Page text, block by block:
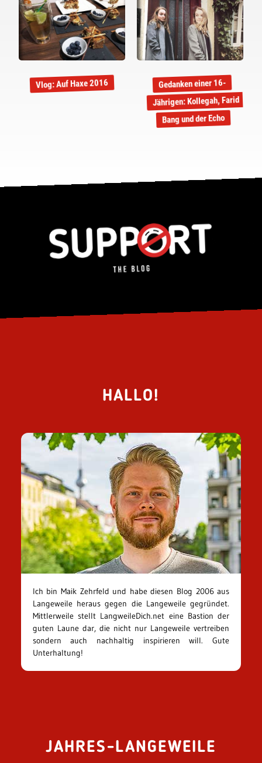
Vlog: Auf Haxe 2016 Gedanken einer 16-
Jährigen: Kollegah, Farid
Bang und der Echo
HALLO!
Ich bin Maik Zehrfeld und habe diesen Blog 2006 aus
Langeweile heraus gegen die Langeweile gegründet.
Mittlerweile stellt LangweileDich.net eine Bastion der
guten Laune dar, die nicht nur Langeweile vertreiben
sondern auch nachhaltig inspirieren will. Gute
Unterhaltung!
JAHRES-LANGEWEILE